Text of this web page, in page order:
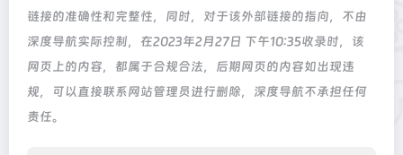
链接的准确性和完整性，同时，对于该外部链接的指向，不由
深度导航实际控制，在2023年2月27日 下午10:35收录时，该
网页上的内容，都属于合规合法，后期网页的内容如出现违
规，可以直接联系网站管理员进行删除，深度导航不承担任何
责任。